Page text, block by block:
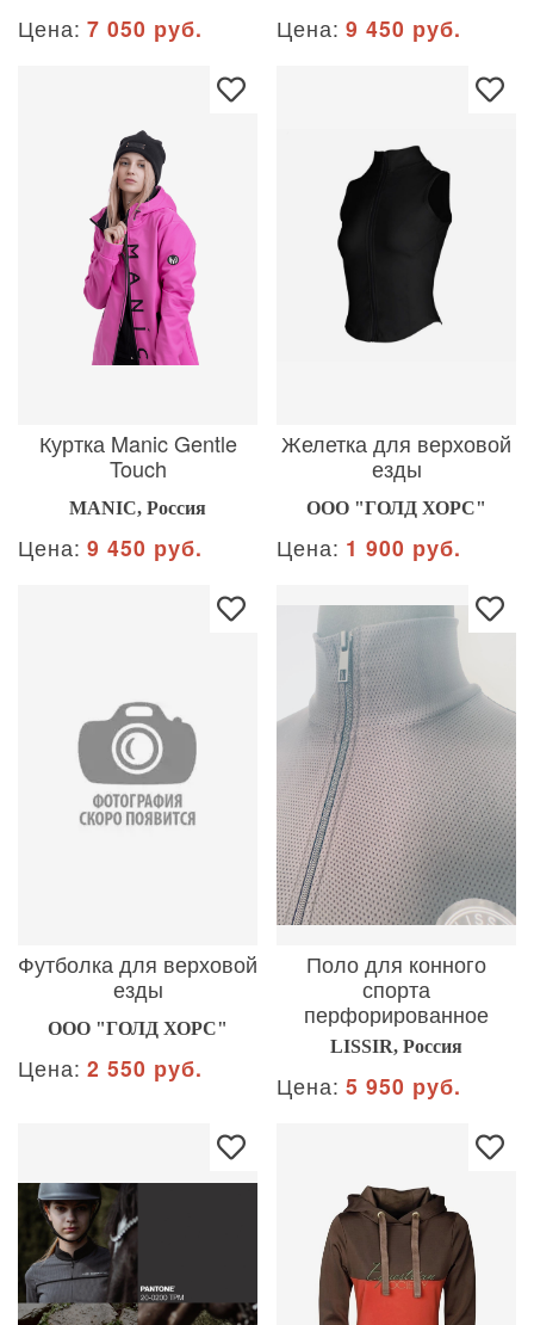
Цена: 7 050 руб. Цена: 9 450 руб.
Куртка Manic Gentle
Touch
MANIC, Россия
Цена: 9 450 руб.
Желетка для верховой
езды
ООО "ГОЛД ХОРС"
Цена: 1 900 руб.
Футболка для верховой
езды
ООО "ГОЛД ХОРС"
Цена: 2 550 руб.
Поло для конного
спорта
перфорированное
LISSIR, Россия
Цена: 5 950 руб.